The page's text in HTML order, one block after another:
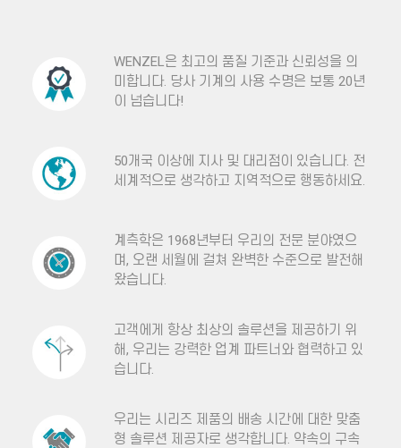
WENZEL은 최고의 품질 기준과 신뢰성을 의
미합니다. 당사 기계의 사용 수명은 보통 20년
이 넘습니다!
50개국 이상에 지사 및 대리점이 있습니다. 전
세계적으로 생각하고 지역적으로 행동하세요.
계측학은 1968년부터 우리의 전문 분야였으
며, 오랜 세월에 걸쳐 완벽한 수준으로 발전해
왔습니다.
고객에게 항상 최상의 솔루션을 제공하기 위
해, 우리는 강력한 업계 파트너와 협력하고 있
습니다.
우리는 시리즈 제품의 배송 시간에 대한 맞춤
형 솔루션 제공자로 생각합니다. 약속의 구속